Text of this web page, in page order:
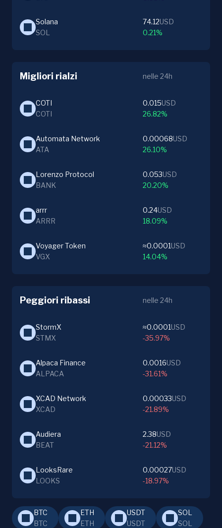
Solana
SOL
74.12USD
0.21%
Migliori rialzi nelle 24h
COTI
COTI
0.015USD
26.82%
Automata Network
ATA
0.00068USD
26.10%
Lorenzo Protocol
BANK
0.053USD
20.20%
arrr
ARRR
0.24USD
18.09%
Voyager Token
VGX
≈0.0001USD
14.04%
Peggiori ribassi nelle 24h
StormX
STMX
≈0.0001USD
-35.97%
Alpaca Finance
ALPACA
0.0016USD
-31.61%
XCAD Network
XCAD
0.00033USD
-21.89%
Audiera
BEAT
2.38USD
-21.12%
LooksRare
LOOKS
0.00027USD
-18.97%
BTC
BTC
ETH
ETH
USDT
USDT
SOL
SOL